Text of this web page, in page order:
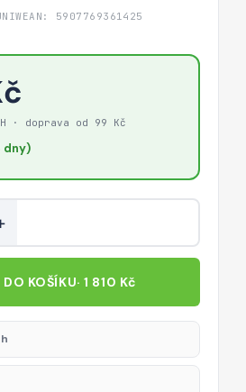
EAN: 5907769361425
· doprava od 99 Kč
dny)
KOŠÍKU· 1 810 Kč